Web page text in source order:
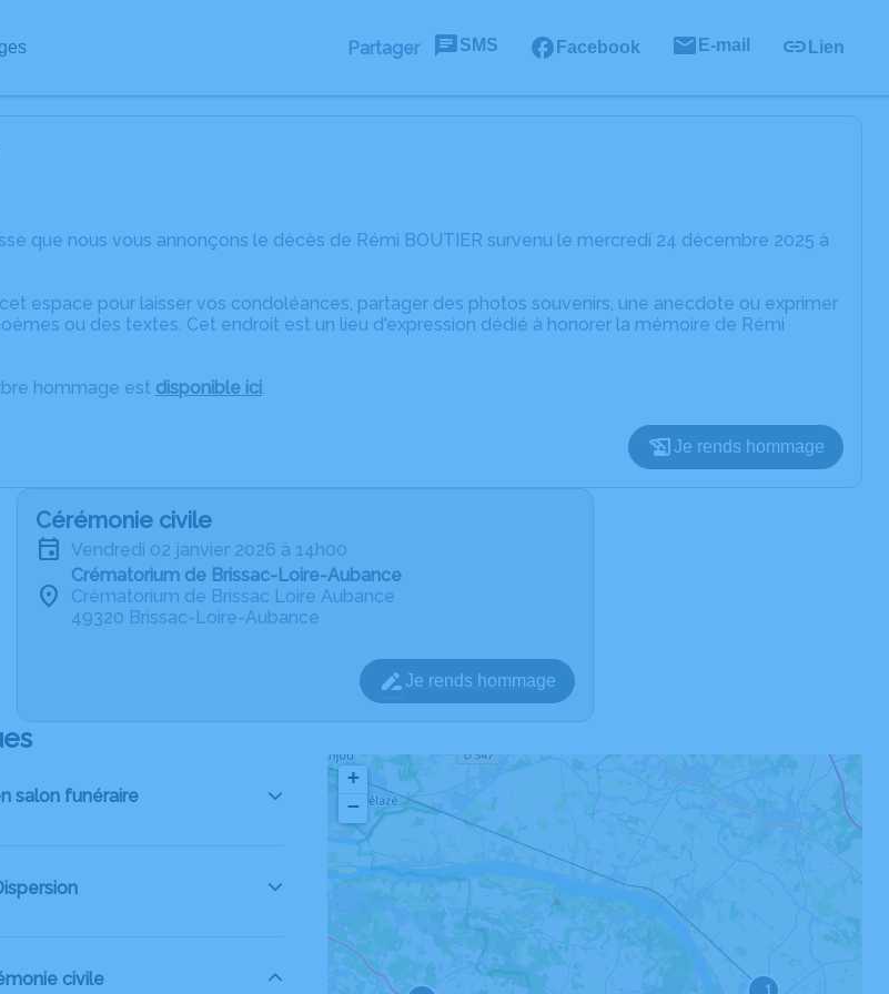
Partager SMS Facebook E-mail Lien
que nous vous annonçons le décès de Rémi BOUTIER survenu le mercredi 24 décembre 2025 à
espace pour laisser vos condoléances, partager des photos souvenirs, une anecdote ou exprimer
ou des textes. Cet endroit est un lieu d'expression dédié à honorer la mémoire de Rémi
hommage est disponible ici.
Je rends hommage
Cérémonie civile
vendredi 02 janvier 2026 à 14h00
Crématorium de Brissac-Loire-Aubance
Crématorium de Brissac Loire Aubance
49320 Brissac-Loire-Aubance
Je rends hommage
salon funéraire
civile 1
+
−